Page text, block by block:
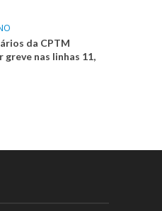
da CPTM
greve nas linhas 11,